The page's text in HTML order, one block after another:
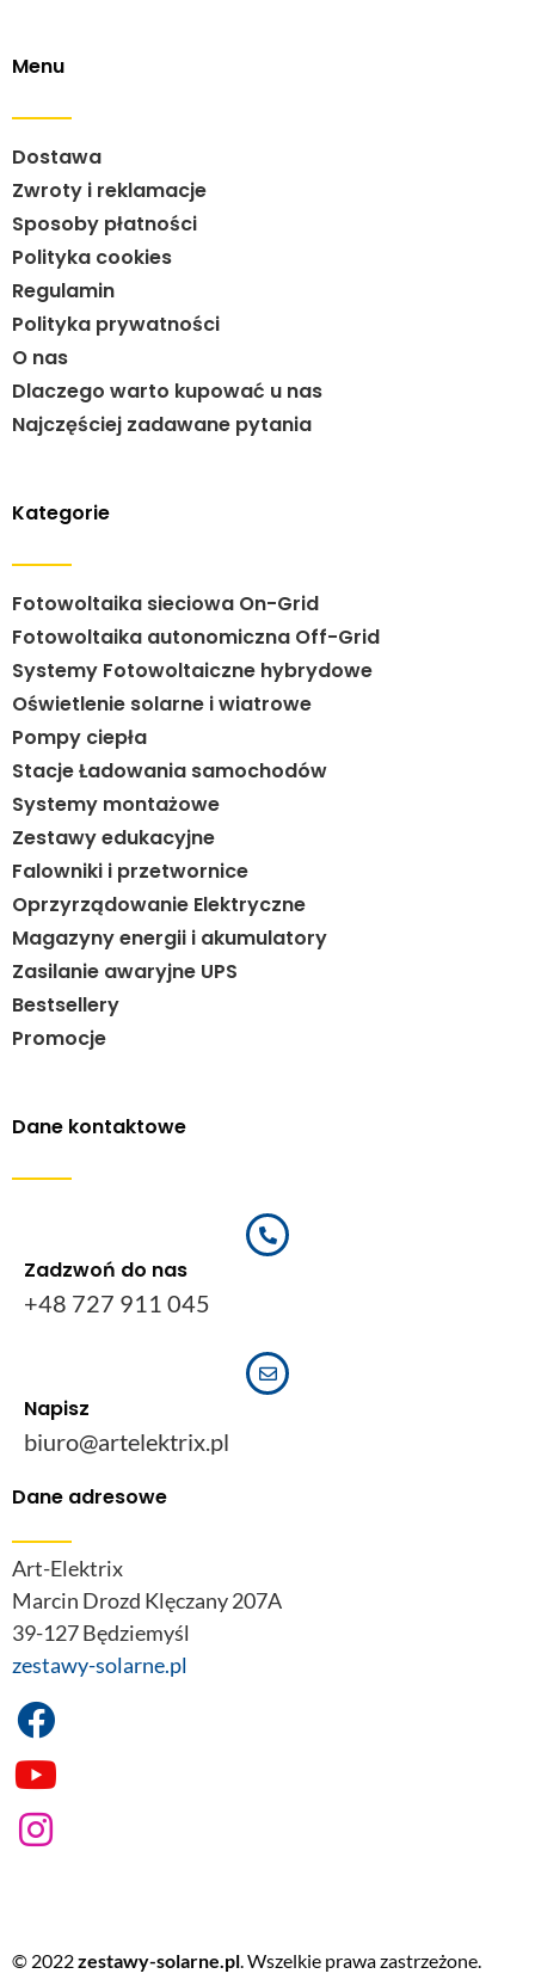
Menu
Dostawa
Zwroty i reklamacje
Sposoby płatności
Polityka cookies
Regulamin
Polityka prywatności
O nas
Dlaczego warto kupować u nas
Najczęściej zadawane pytania
Kategorie
Fotowoltaika sieciowa On-Grid
Fotowoltaika autonomiczna Off-Grid
Systemy Fotowoltaiczne hybrydowe
Oświetlenie solarne i wiatrowe
Pompy ciepła
Stacje Ładowania samochodów
Systemy montażowe
Zestawy edukacyjne
Falowniki i przetwornice
Oprzyrządowanie Elektryczne
Magazyny energii i akumulatory
Zasilanie awaryjne UPS
Bestsellery
Promocje
Dane kontaktowe
Zadzwoń do nas
+48 727 911 045
Napisz
biuro@artelektrix.pl
Dane adresowe
Art-Elektrix
Marcin Drozd Klęczany 207A
39-127 Będziemyśl
zestawy-solarne.pl
© 2022zestawy-solarne.pl. Wszelkie prawa zastrzeżone.